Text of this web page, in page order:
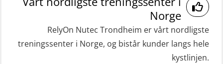
(RBSBLE009)
Gass kurs H2S (OSP105)
Grunnleggende sikkerhetskurs –
Oppdatering medisinsk behandling 8
ROC sertifikat grunnleggende
Norge
RelyOn Nutec Trondheim er vårt nordligste
treningssenter i Norge, og bistår kunder langs hele
kystlinjen.